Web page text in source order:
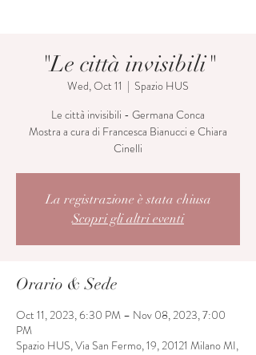
"Le città invisibili"
Wed, Oct 11
  |
Spazio HUS
Le città invisibili - Germana Conca
Mostra a cura di Francesca Bianucci e Chiara
Cinelli
La registrazione è stata chiusa
Scopri gli altri eventi
Orario & Sede
Oct 11, 2023, 6:30 PM – Nov 08, 2023, 7:00
PM
Spazio HUS, Via San Fermo, 19, 20121 Milano MI,